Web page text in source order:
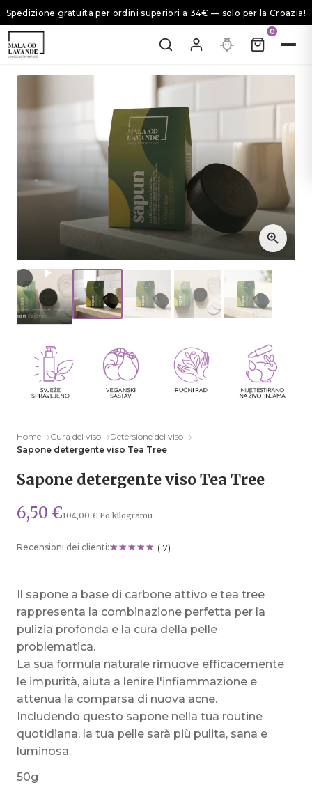
Spedizione gratuita per ordini superiori a 34€ — solo per la Croazia!
0
Home Cura del viso
Detersione del viso
Sapone detergente viso Tea Tree
Sapone detergente viso Tea Tree
6,50 €104,00 € Po kilogramu
Recensioni dei clienti: (17)
Il sapone a base di carbone attivo e tea tree
rappresenta la combinazione perfetta per la
pulizia profonda e la cura della pelle
problematica.
La sua formula naturale rimuove efficacemente
le impurità, aiuta a lenire l'infiammazione e
attenua la comparsa di nuova acne.
Includendo questo sapone nella tua routine
quotidiana, la tua pelle sarà più pulita, sana e
luminosa.
50g